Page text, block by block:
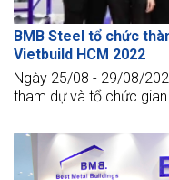
BMB Steel tổ chức
Vietbuild HCM 2022
Ngày 25/08 - 29/08/
tham dự và tổ chức